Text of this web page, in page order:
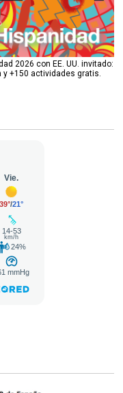
2026 con EE. UU. invitado:
+150 actividades gratis.